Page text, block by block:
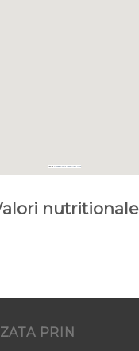
Map by Embed Google Maps Music Juice
nutritionale
PRIN